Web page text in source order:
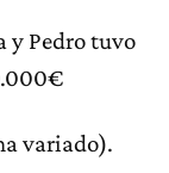
y Pedro tuvo
variado).